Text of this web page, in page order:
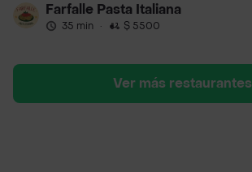
Farfalle Pasta Italiana
35 min · $ 5500
Ver más restaurantes